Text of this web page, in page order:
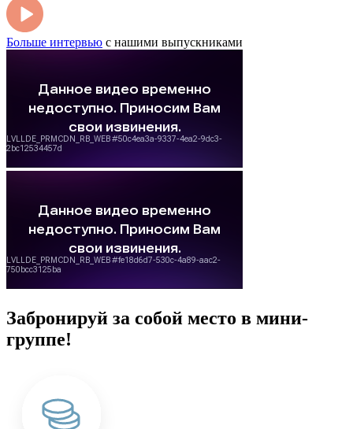
Больше интервью с нашими выпускниками
Забронируй за собой место в мини-
группе!